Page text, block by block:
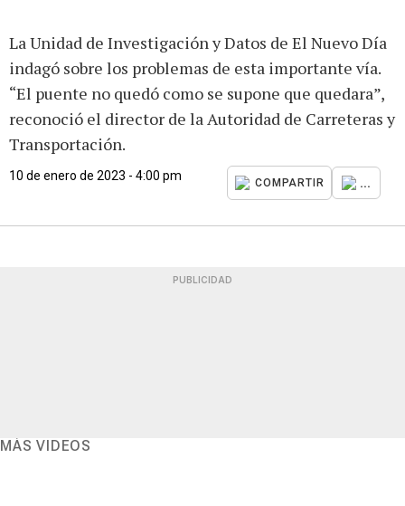
La Unidad de Investigación y Datos de El Nuevo Día
indagó sobre los problemas de esta importante vía.
“El puente no quedó como se supone que quedara”,
reconoció el director de la Autoridad de Carreteras y
Transportación.
10 de enero de 2023 - 4:00 pm
COMPARTIR ...
PUBLICIDAD
MÁS VIDEOS